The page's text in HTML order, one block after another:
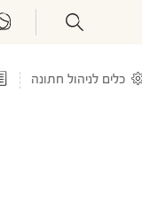
בר מצווה בכותל
כלים לניהול חתונה